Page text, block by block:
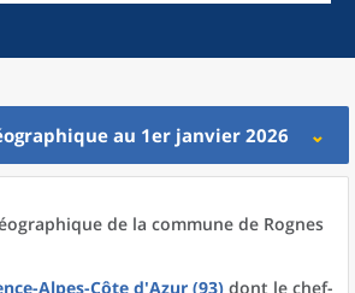
au 1er janvier 2026
de la commune de Rognes
Alpes-Côte d'Azur (93) dont le chef-